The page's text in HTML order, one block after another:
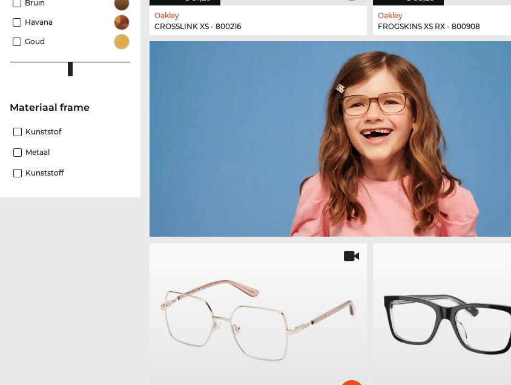
Bruin
Havana
Goud
Materiaal frame
Kunststof
Metaal
Kunststoff
Oakley
CROSSLINK XS - 800216
Oakley
FROGSKINS XS RX - 800908